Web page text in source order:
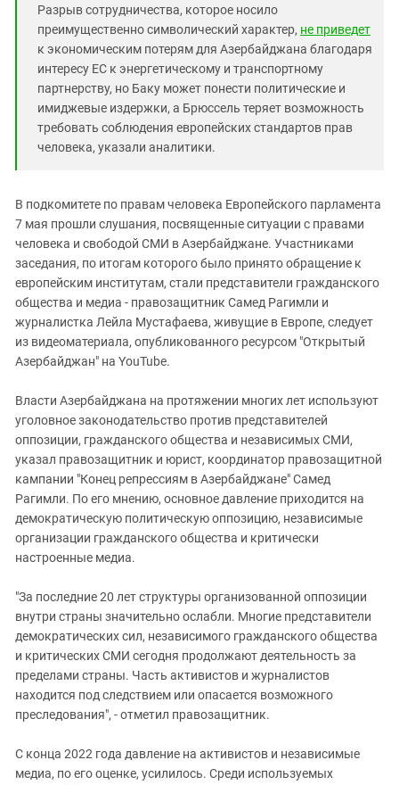
Разрыв сотрудничества, которое носило
преимущественно символический характер, не приведет
к экономическим потерям для Азербайджана благодаря
интересу ЕС к энергетическому и транспортному
партнерству, но Баку может понести политические и
имиджевые издержки, а Брюссель теряет возможность
требовать соблюдения европейских стандартов прав
человека, указали аналитики.
В подкомитете по правам человека Европейского парламента
7 мая прошли слушания, посвященные ситуации с правами
человека и свободой СМИ в Азербайджане. Участниками
заседания, по итогам которого было принято обращение к
европейским институтам, стали представители гражданского
общества и медиа - правозащитник Самед Рагимли и
журналистка Лейла Мустафаева, живущие в Европе, следует
из видеоматериала, опубликованного ресурсом "Открытый
Азербайджан" на YouTube.
Власти Азербайджана на протяжении многих лет используют
уголовное законодательство против представителей
оппозиции, гражданского общества и независимых СМИ,
указал правозащитник и юрист, координатор правозащитной
кампании "Конец репрессиям в Азербайджане" Самед
Рагимли. По его мнению, основное давление приходится на
демократическую политическую оппозицию, независимые
организации гражданского общества и критически
настроенные медиа.
"За последние 20 лет структуры организованной оппозиции
внутри страны значительно ослабли. Многие представители
демократических сил, независимого гражданского общества
и критических СМИ сегодня продолжают деятельность за
пределами страны. Часть активистов и журналистов
находится под следствием или опасается возможного
преследования", - отметил правозащитник.
С конца 2022 года давление на активистов и независимые
медиа, по его оценке, усилилось. Среди используемых